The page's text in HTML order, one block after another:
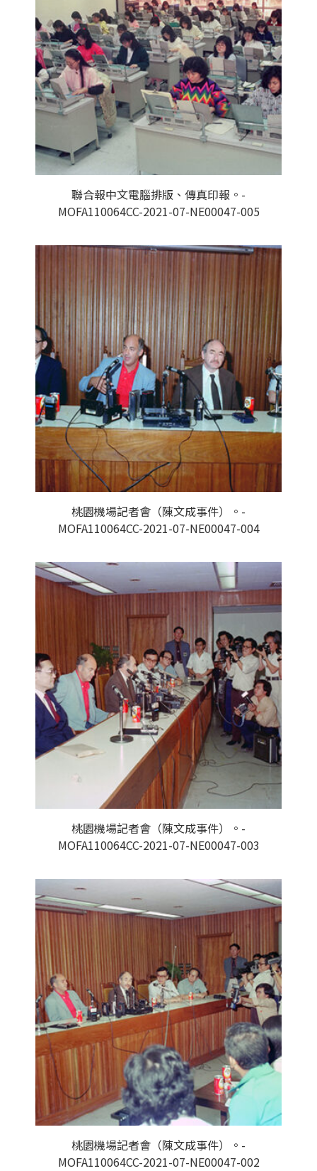
聯合報中文電腦排版、傳真印報。-
MOFA110064CC-2021-07-NE00047-005
桃園機場記者會（陳文成事件）。-
MOFA110064CC-2021-07-NE00047-004
桃園機場記者會（陳文成事件）。-
MOFA110064CC-2021-07-NE00047-003
桃園機場記者會（陳文成事件）。-
MOFA110064CC-2021-07-NE00047-002